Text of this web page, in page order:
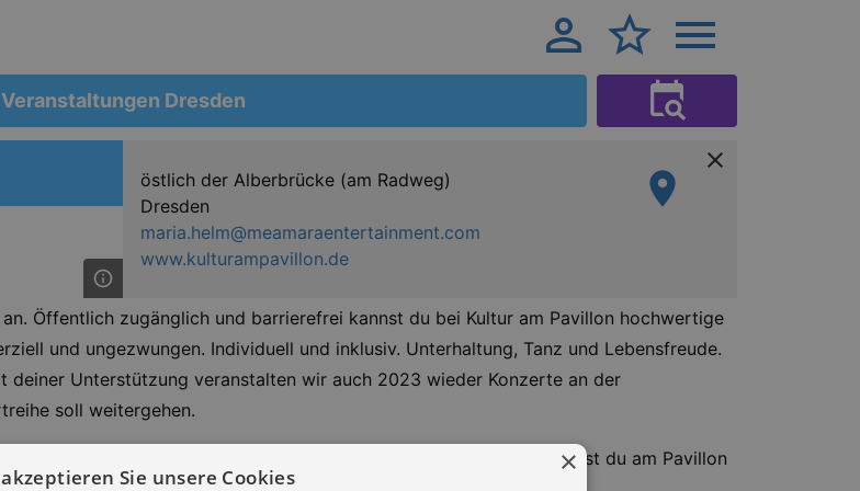
Veranstaltungen Dresden
östlich der Alberbrücke (am Radweg)
Dresden
maria.helm@meamaraentertainment.com
www.kulturampavillon.de
Öffentlich zugänglich und barrierefrei kannst du bei Kultur am Pavillon hochwertige
und ungezwungen. Individuell und inklusiv. Unterhaltung, Tanz und Lebensfreude.
deiner Unterstützung veranstalten wir auch 2023 wieder Konzerte an der
soll weitergehen.
mit dem Fahrrad, dem Kanu oder Inlineskates unterwegs bist, kannst du am Pavillon
×
Sie unsere Cookies